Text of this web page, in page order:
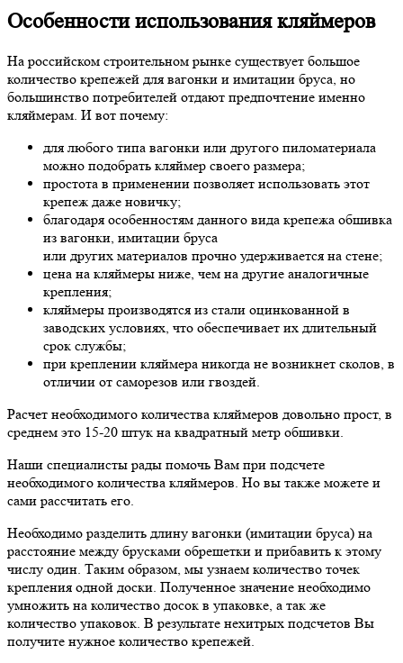
Особенности использования кляймеров
На российском строительном рынке существует большое
количество крепежей для вагонки и имитации бруса, но
большинство потребителей отдают предпочтение именно
кляймерам. И вот почему:
для любого типа вагонки или другого пиломатериала
можно подобрать кляймер своего размера;
простота в применении позволяет использовать этот
крепеж даже новичку;
благодаря особенностям данного вида крепежа обшивка
из вагонки, имитации бруса
или других материалов прочно удерживается на стене;
цена на кляймеры ниже, чем на другие аналогичные
крепления;
кляймеры производятся из стали оцинкованной в
заводских условиях, что обеспечивает их длительный
срок службы;
при креплении кляймера никогда не возникнет сколов, в
отличии от саморезов или гвоздей.
Расчет необходимого количества кляймеров довольно прост, в
среднем это 15-20 штук на квадратный метр обшивки.
Наши специалисты рады помочь Вам при подсчете
необходимого количества кляймеров. Но вы также можете и
сами рассчитать его.
Необходимо разделить длину вагонки (имитации бруса) на
расстояние между брусками обрешетки и прибавить к этому
числу один. Таким образом, мы узнаем количество точек
крепления одной доски. Полученное значение необходимо
умножить на количество досок в упаковке, а так же
количество упаковок. В результате нехитрых подсчетов Вы
получите нужное количество крепежей.